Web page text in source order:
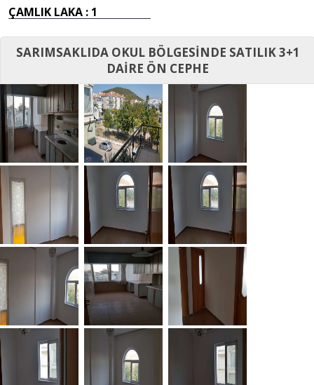
ÇAMLIK LAKA : 1
SARIMSAKLIDA OKUL BÖLGESİNDE SATILIK 3+1
DAİRE ÖN CEPHE